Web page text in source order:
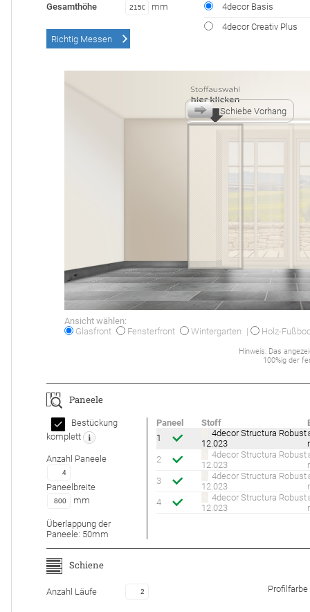
Gesamthöhe
mm
Richtig Messen
4decor Basis
4decor Creativ Plus
Ansicht wählen:
Glasfront
Fensterfront Wintergarten | Holz-
Hinweis: Das
100%ig der
Schiebe Vorhang
Paneele
Bestückung
komplett
Anzahl Paneele
Paneelbreite
mm
Überlappung der
Paneele: 50mm
Paneel Stoff
1
4decor Structura Robust
12.023
2
4decor Structura Robust
12.023
3
4decor Structura Robust
12.023
4
4decor Structura Robust
12.023
Schiene
Anzahl Läufe Profilfarbe